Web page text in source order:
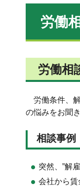
労働
労働相
労働条件、
の悩みをお聞
相談事例
突然、”解
会社から賃